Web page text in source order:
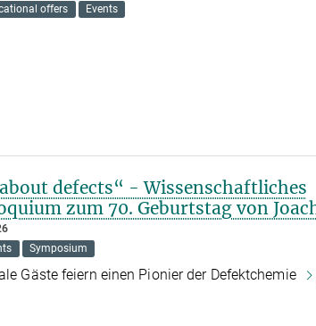
offers Events
defects“ - Wissenschaftliches
zum 70. Geburtstag von
Symposium
Gäste feiern einen Pionier der Defektchemie